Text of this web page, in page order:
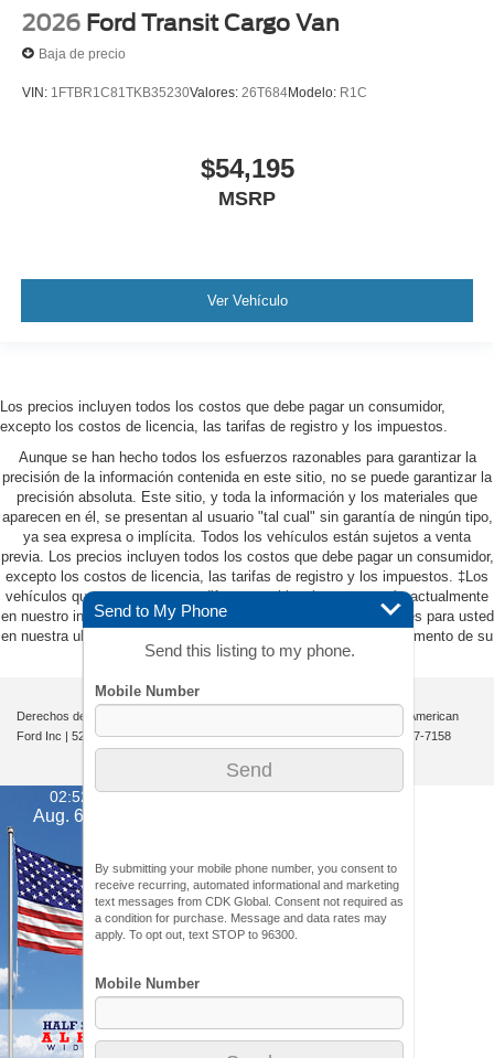
2026 Ford Transit Cargo Van
Baja de precio
VIN: 1FTBR1C81TKB35230Valores: 26T684Modelo: R1C
$54,195
MSRP
Ver Vehículo
Los precios incluyen todos los costos que debe pagar un consumidor,
excepto los costos de licencia, las tarifas de registro y los impuestos.
Aunque se han hecho todos los esfuerzos razonables para garantizar la
precisión de la información contenida en este sitio, no se puede garantizar la
precisión absoluta. Este sitio, y toda la información y los materiales que
aparecen en él, se presentan al usuario "tal cual" sin garantía de ningún tipo,
ya sea expresa o implícita. Todos los vehículos están sujetos a venta
previa. Los precios incluyen todos los costos que debe pagar un consumidor,
excepto los costos de licencia, las tarifas de registro y los impuestos. ‡Los
vehículos que se muestran en diferentes ubicaciones no están actualmente
en nuestro inventario (no en stock), pero pueden estar disponibles para usted
en nuestra ubicación dentro de una fecha razonable desde el momento de su
solicitud, que no exceda una semana.
Derechos de autor © 2026
| All American
Ford Inc
520 River Street,Hackensack,NJ07601-5907| Ventas:201-957-7158
02:52 am
Aug. 6, 2026
Send to My Phone
Send this listing to my phone.
By submitting your mobile phone number, you consent to
receive recurring, automated informational and marketing
text messages from CDK Global. Consent not required as
a condition for purchase. Message and data rates may
apply. To opt out, text STOP to 96300.